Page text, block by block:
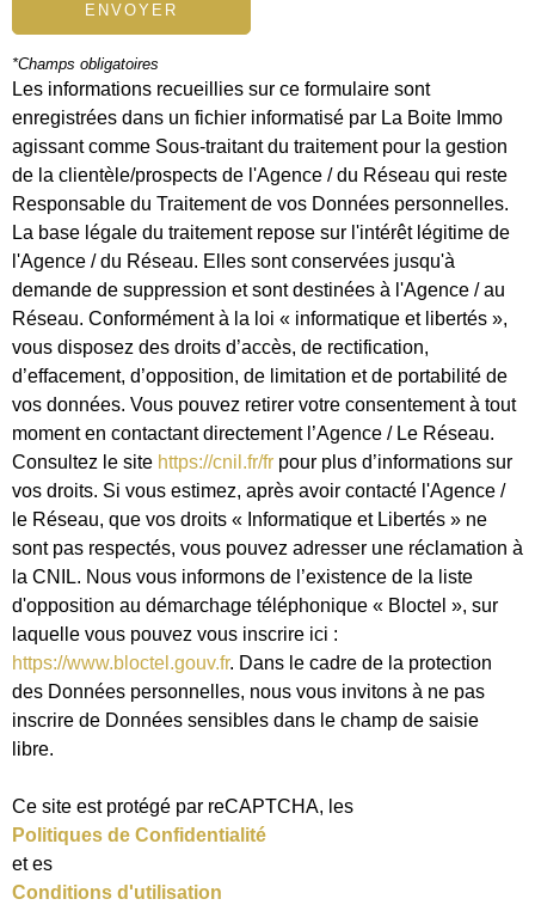
ENVOYER
*Champs obligatoires
Les informations recueillies sur ce formulaire sont
enregistrées dans un fichier informatisé par La Boite Immo
agissant comme Sous-traitant du traitement pour la gestion
de la clientèle/prospects de l'Agence / du Réseau qui reste
Responsable du Traitement de vos Données personnelles.
La base légale du traitement repose sur l'intérêt légitime de
l'Agence / du Réseau. Elles sont conservées jusqu'à
demande de suppression et sont destinées à l'Agence / au
Réseau. Conformément à la loi « informatique et libertés »,
vous disposez des droits d’accès, de rectification,
d’effacement, d’opposition, de limitation et de portabilité de
vos données. Vous pouvez retirer votre consentement à tout
moment en contactant directement l’Agence / Le Réseau.
Consultez le site https://cnil.fr/fr pour plus d’informations sur
vos droits. Si vous estimez, après avoir contacté l'Agence /
le Réseau, que vos droits « Informatique et Libertés » ne
sont pas respectés, vous pouvez adresser une réclamation à
la CNIL. Nous vous informons de l’existence de la liste
d'opposition au démarchage téléphonique « Bloctel », sur
laquelle vous pouvez vous inscrire ici :
https://www.bloctel.gouv.fr. Dans le cadre de la protection
des Données personnelles, nous vous invitons à ne pas
inscrire de Données sensibles dans le champ de saisie
libre.
Ce site est protégé par reCAPTCHA, les
Politiques de Confidentialité
et es
Conditions d'utilisation